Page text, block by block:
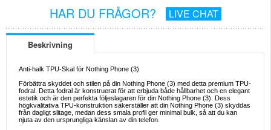
HAR DU FRÅGOR? LIVE CHAT
Beskrivning
Anti-halk TPU-Skal för Nothing Phone (3)
Förbättra skyddet och stilen på din Nothing Phone (3) med detta premium TPU-
fodral. Detta fodral är konstruerat för att erbjuda både hållbarhet och en elegant
estetik och är den perfekta följeslagaren för din Nothing Phone (3). Dess
högkvalitativa TPU-konstruktion säkerställer att din Nothing Phone (3) skyddas
från dagligt slitage, medan dess smala profil ger minimal bulk, så att du kan
njuta av den ursprungliga känslan av din telefon.